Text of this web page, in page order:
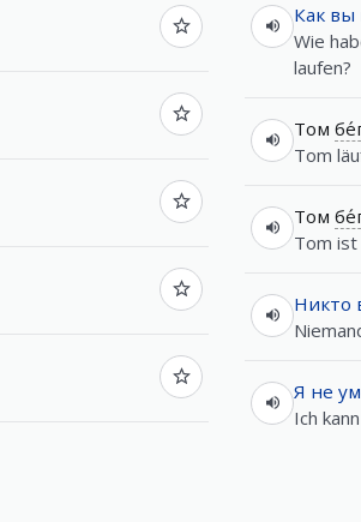
Как вы
Wie
laufen?
Том
Tom
Том
Tom ist
Никто
Я не
Ich